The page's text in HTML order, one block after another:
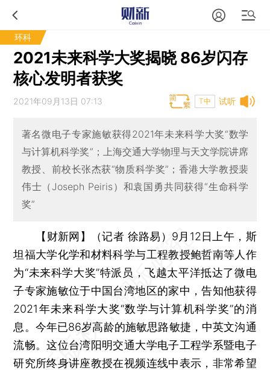
环科
2021未来科学大奖揭晓 86岁闪存
核心发明者获奖
试听
2021年09月13日 07:13 T中
著名微电子专家施敏获得2021年未来科学大奖“数学
与计算机科学奖”；上海交通大学物理与天文学院讲席
教授、前校长张杰获“物质科学奖”；香港大学教授裴
伟士（Joseph Peiris）和袁国勇共同获得“生命科学
奖”
【财新网】（记者 徐路易） 9月12日上午，斯
坦福大学化学和材料科学与工程教授鲍哲南等人作
为“未来科学大奖”特派员，飞越太平洋抵达了微电
子专家施敏位于中国台湾地区的家中，告知他获得
2021年未来科学大奖“数学与计算机科学奖”的消
息。今年已86岁高龄的施敏思路敏捷，中英文沟通
流畅。这位台湾阳明交通大学电子工程学系暨电子
研究所终身讲座教授在视频连线中表示，非常希望